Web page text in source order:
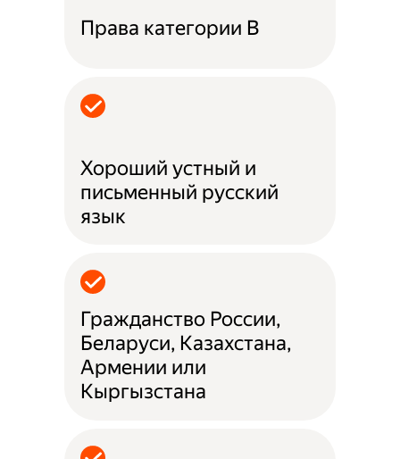
Права категории B
Хороший устный и
письменный русский
язык
Гражданство России,
Беларуси, Казахстана,
Армении или
Кыргызстана